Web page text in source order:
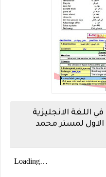
اللغة الانجليزية
الاول لمستر محمد